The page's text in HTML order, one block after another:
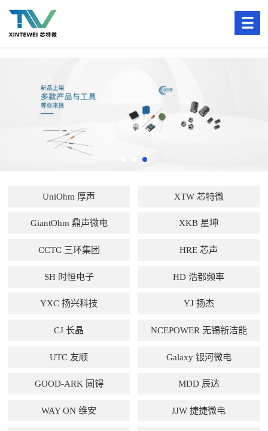
UniOhm 厚声 XTW 芯特微
GiantOhm 鼎声微电 XKB 星坤
CCTC 三环集团 HRE 芯声
SH 时恒电子 HD 浩都频率
YXC 扬兴科技 YJ 扬杰
CJ 长晶 NCEPOWER 无锡新洁能
UTC 友顺 Galaxy 银河微电
GOOD-ARK 固锝 MDD 辰达
WAY ON 维安 JJW 捷捷微电